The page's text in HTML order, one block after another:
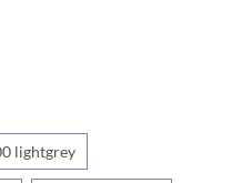
lightgrey